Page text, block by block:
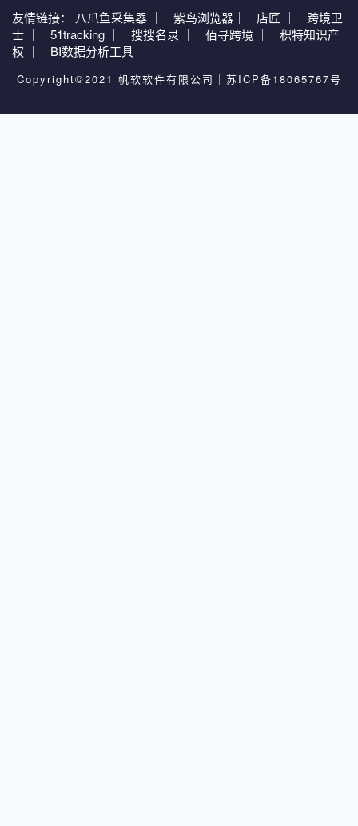
友情链接： 八爪鱼采集器 ｜ 紫鸟浏览器｜ 店匠 ｜
跨境卫
士 ｜
51tracking ｜ 搜搜名录 ｜ 佰寻跨境 ｜
积特知识产
权 ｜
BI数据分析工具
Copyright©2021 帆软软件有限公司｜ 苏ICP备18065767号